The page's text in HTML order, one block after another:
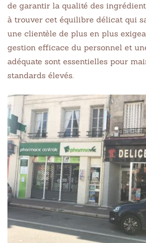
de garantir la qualité des
à trouver cet équilibre délicat qui
une clientèle de plus en plus
gestion efficace du personnel et
adéquate sont essentielles pour
standards élevés.